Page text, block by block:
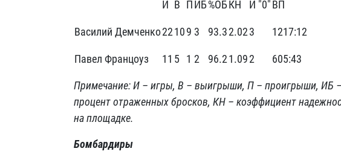
И В ПИБ%ОБКН И "0"ВП
Василий Демченко22109 3 93.32.023 1217:12
Павел Францоуз 11 5 1 2 96.21.092 605:43
Примечание: И – игры, В – выигрыши, П – проигрыши, ИБ
процент отраженных бросков, КН – коэффициент
на площадке.
Бомбардиры